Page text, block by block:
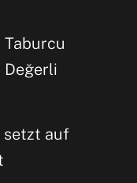
Taburcu
Değerli
setzt auf